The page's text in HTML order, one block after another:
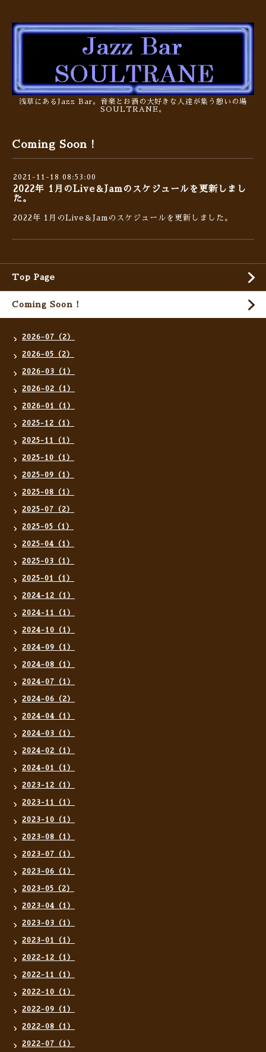
浅草にあるJazz Bar。音楽とお酒の大好きな人達が集う憩いの場
SOULTRANE。
Coming Soon !
2021-11-18 08:53:00
2022年 1月のLive＆Jamのスケジュールを更新しまし
た。
2022年 1月のLive＆Jamのスケジュールを更新しました。
Top Page
Coming Soon !
2026-07（2）
2026-05（2）
2026-03（1）
2026-02（1）
2026-01（1）
2025-12（1）
2025-11（1）
2025-10（1）
2025-09（1）
2025-08（1）
2025-07（2）
2025-05（1）
2025-04（1）
2025-03（1）
2025-01（1）
2024-12（1）
2024-11（1）
2024-10（1）
2024-09（1）
2024-08（1）
2024-07（1）
2024-06（2）
2024-04（1）
2024-03（1）
2024-02（1）
2024-01（1）
2023-12（1）
2023-11（1）
2023-10（1）
2023-08（1）
2023-07（1）
2023-06（1）
2023-05（2）
2023-04（1）
2023-03（1）
2023-01（1）
2022-12（1）
2022-11（1）
2022-10（1）
2022-09（1）
2022-08（1）
2022-07（1）